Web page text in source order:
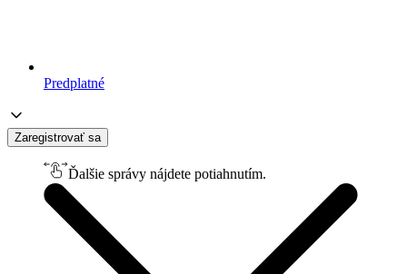
Predplatné
Zaregistrovať sa
Ďalšie správy nájdete potiahnutím.